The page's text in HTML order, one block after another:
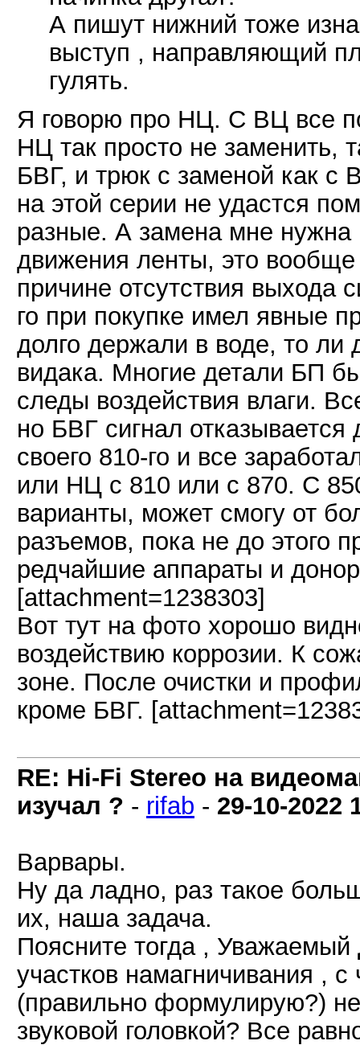
А пишут нижний тоже
выступ , направляющий
гулять.
Я говорю про НЦ. С ВЦ все
НЦ так просто не заменить,
БВГ, и трюк с заменой как с
на этой серии не удастся
разные. А замена мне нужна
движения ленты, это
причине отсутствия выхода
го при покупке имел явные
долго держали в воде, то ли
видака. Многие детали БП
следы воздействия влаги.
но БВГ сигнал отказывается
своего 810-го и все
или НЦ с 810 или с 870. С
варианты, может смогу от
разъемов, пока не до этого
редчайшие аппараты и
[attachment=1238303]
Вот тут на фото хорошо
воздействию коррозии. К
зоне. После очистки и
кроме БВГ.
RE: Hi-Fi Stereo на
изучал ? - rifab - 29-10-2022
Варвары.
Ну да ладно, раз такое
их, наша задача.
Поясните тогда ,
участков намагничивания ,
(правильно формулирую?)
звуковой головкой? Все